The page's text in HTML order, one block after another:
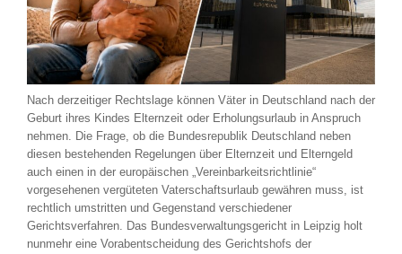
Nach derzeitiger Rechtslage können Väter in Deutschland nach der
Geburt ihres Kindes Elternzeit oder Erholungsurlaub in Anspruch
nehmen. Die Frage, ob die Bundesrepublik Deutschland neben
diesen bestehenden Regelungen über Elternzeit und Elterngeld
auch einen in der europäischen „Vereinbarkeitsrichtlinie“
vorgesehenen vergüteten Vaterschaftsurlaub gewähren muss, ist
rechtlich umstritten und Gegenstand verschiedener
Gerichtsverfahren. Das Bundesverwaltungsgericht in Leipzig holt
nunmehr eine Vorabentscheidung des Gerichtshofs der